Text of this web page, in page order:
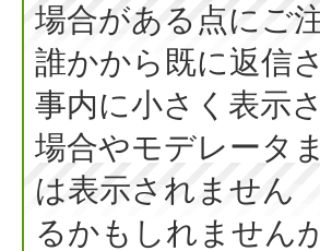
場合がある点にご
誰かから既に返信
事内に小さく表示
場合やモデレータ
は表示されません
るかもしれません